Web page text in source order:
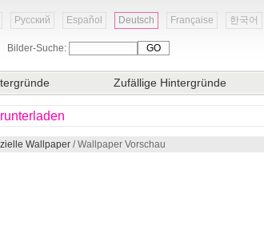
Русский Español Deutsch Française 한국어
Bilder-Suche:
Zufällige Hintergründe
Wallpaper / Wallpaper Vorschau